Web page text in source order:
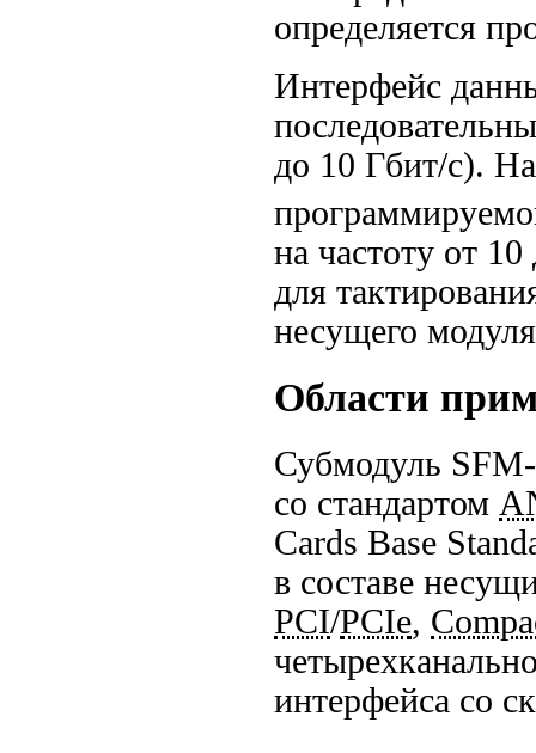
определяется
Интерфейс
до 10 Гбит/с).
на частоту от
для
несущего
Области
Субмодуль
со стандартом
Cards Base
в составе
PCI/PCIe,
интерфейса со